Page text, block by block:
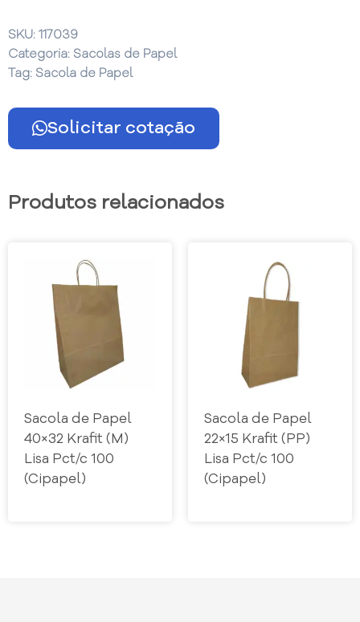
SKU: 117039
Categoria: Sacolas de Papel
Tag: Sacola de Papel
Solicitar cotação
Produtos relacionados
Sacola de Papel
40×32 Krafit (M)
Lisa Pct/c 100
(Cipapel)
Sacola de Papel
22×15 Krafit (PP)
Lisa Pct/c 100
(Cipapel)